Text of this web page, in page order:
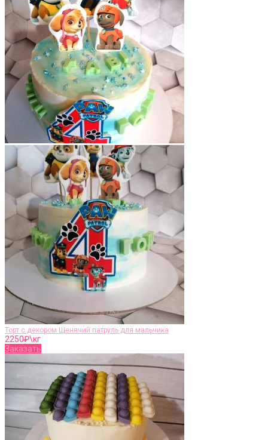
Торт с декором Щенячий патруль для мальчика
2250₽\кг
Заказать